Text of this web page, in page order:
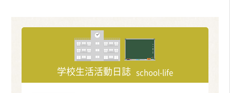
学校生活活動日誌 school-life